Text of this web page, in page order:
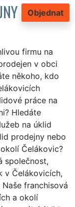
Objednat
firmu na
v obci
někoho, kdo
práce na
Hledáte
na úklid
prodejny nebo
Čelákovic?
společnost,
v Čelákovicích,
franchisová
a okolí